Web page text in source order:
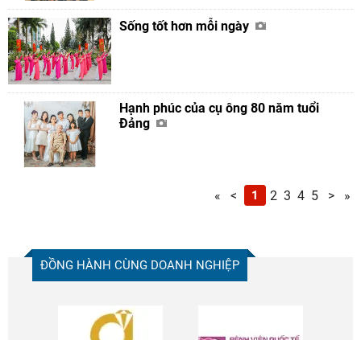
Sống tốt hơn mỗi ngày
Hạnh phúc của cụ ông 80 năm tuổi
Đảng
« < 1 2 3 4 5 > »
ĐỒNG HÀNH CÙNG DOANH NGHIỆP